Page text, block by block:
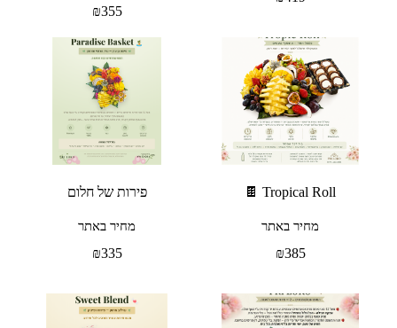
₪355
Tropical Roll 🍫
מחיר באתר
₪385
פירות של חלום
מחיר באתר
₪335